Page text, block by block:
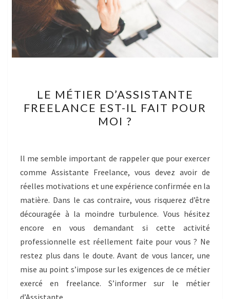
MÉTIER
D’ASSISTANTE
FREELANCE
POUR
LE MÉTIER D’ASSISTANTE
FREELANCE EST-IL FAIT POUR
MOI ?
Il me semble important de rappeler que pour exercer
comme Assistante Freelance, vous devez avoir de
réelles motivations et une expérience confirmée en la
matière. Dans le cas contraire, vous risquerez d’être
découragée à la moindre turbulence. Vous hésitez
encore en vous demandant si cette activité
professionnelle est réellement faite pour vous ? Ne
restez plus dans le doute. Avant de vous lancer, une
mise au point s’impose sur les exigences de ce métier
exercé en freelance. S’informer sur le métier
d’Assistante…